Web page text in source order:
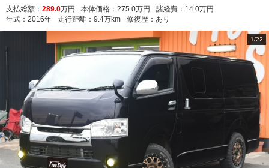
支払総額： 289.0万円 本体価格： 275.0万円 諸経費： 14.0万円
年式： 2016年 走行距離： 9.4万km 修復歴： あり
1/22